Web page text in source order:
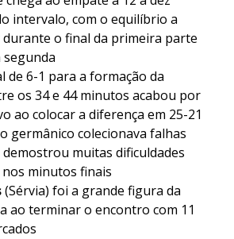
intervalo, com o equilíbrio a
o final da primeira parte
segunda
de 6-1 para a formação da
os 34 e 44 minutos acabou por
ao colocar a diferença em 25-21
germânico colecionava falhas
demostrou muitas dificuldades
minutos finais
(Sérvia) foi a grande figura da
ao terminar o encontro com 11